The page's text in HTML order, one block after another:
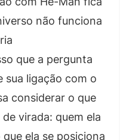
não funciona
que a pergunta
sua ligação com o
considerar o que
virada: quem ela
ela se posiciona